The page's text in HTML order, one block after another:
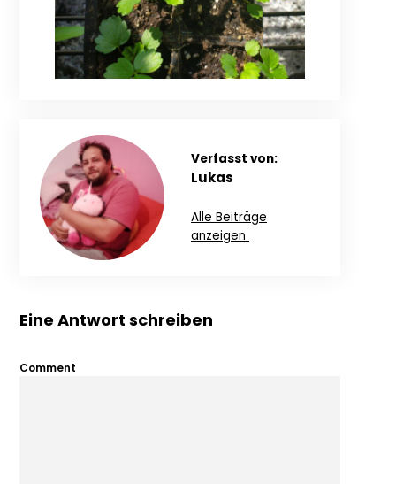
Verfasst von:
Lukas
Alle Beiträge
anzeigen
Eine Antwort schreiben
Comment